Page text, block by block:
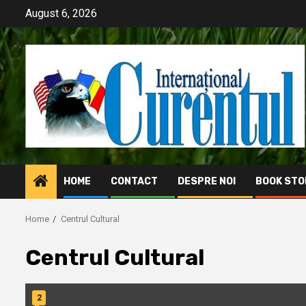
content
August 6, 2026
HOME CONTACT DESPRE NOI BOOK
Home Centrul Cultural
Centrul Cultural
2